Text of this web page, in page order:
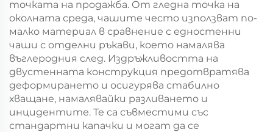
точката на продажба. От гледна точка на
околната среда, чашите често използват по-
малко материал в сравнение с едностенни
чаши с отделни ръкави, което намалява
въглеродния след. Издръжливостта на
двустенната конструкция предотвратява
деформирането и осигурява стабилно
хващане, намалявайки разливането и
инцидентите. Те са съвместими със
стандартни капачки и могат да се